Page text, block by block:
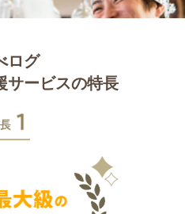
ログ
サービスの特長